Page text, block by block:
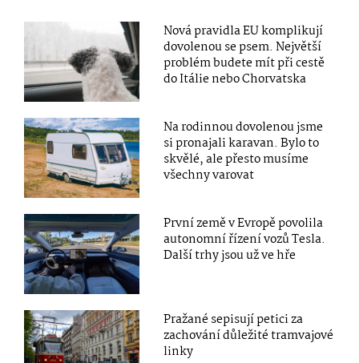
Nová pravidla EU komplikují
dovolenou se psem. Největší
problém budete mít při cestě
do Itálie nebo Chorvatska
Na rodinnou dovolenou jsme
si pronajali karavan. Bylo to
skvělé, ale přesto musíme
všechny varovat
První země v Evropě povolila
autonomní řízení vozů Tesla.
Další trhy jsou už ve hře
Pražané sepisují petici za
zachování důležité tramvajové
linky